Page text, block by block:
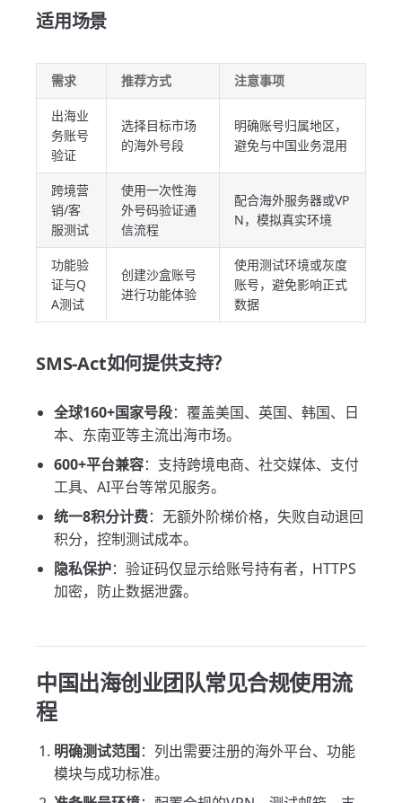
适用场景
需求 推荐方式 注意事项
出海业
务账号
验证
选择目标市场
的海外号段
明确账号归属地区，
避免与中国业务混用
跨境营
销/客
服测试
使用一次性海
外号码验证通
信流程
配合海外服务器或VP
N，模拟真实环境
功能验
证与Q
A测试
创建沙盒账号
进行功能体验
使用测试环境或灰度
账号，避免影响正式
数据
SMS-Act如何提供支持？
全球160+国家号段：覆盖美国、英国、韩国、日
本、东南亚等主流出海市场。
600+平台兼容：支持跨境电商、社交媒体、支付
工具、AI平台等常见服务。
统一8积分计费：无额外阶梯价格，失败自动退回
积分，控制测试成本。
隐私保护：验证码仅显示给账号持有者，HTTPS
加密，防止数据泄露。
中国出海创业团队常见合规使用流
程
明确测试范围：列出需要注册的海外平台、功能
模块与成功标准。